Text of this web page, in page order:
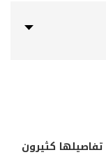
كثيرون